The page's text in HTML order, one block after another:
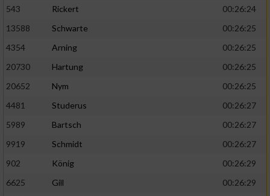
543
Rickert
00:26:24
13588
Schwarte
00:26:25
4354
Arning
00:26:25
20730
Hartung
00:26:25
20652
Nym
00:26:25
4481
Studerus
00:26:27
5989
Bartsch
00:26:27
9919
Schmidt
00:26:27
902
König
00:26:29
6625
Gill
00:26:29